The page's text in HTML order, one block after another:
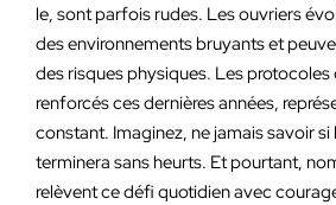
le, sont parfois rudes. Les ouvriers
des environnements bruyants et
des risques physiques. Les
renforcés ces dernières années,
constant. Imaginez, ne jamais savoir si
terminera sans heurts. Et pourtant,
relèvent ce défi quotidien avec